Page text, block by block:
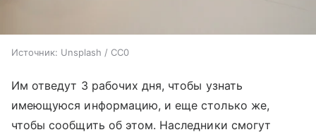
Источник: Unsplash / CC0
Им отведут 3 рабочих дня, чтобы узнать
имеющуюся информацию, и еще столько же,
чтобы сообщить об этом. Наследники смогут